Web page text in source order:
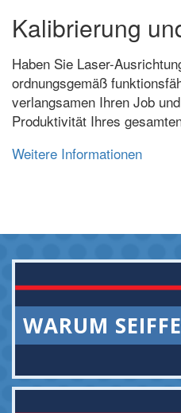
Kalibrierung
Haben Sie Laser-
ordnungsgemäß
verlangsamen Ihren Job
Produktivität Ihres
Weitere Informationen
WARUM